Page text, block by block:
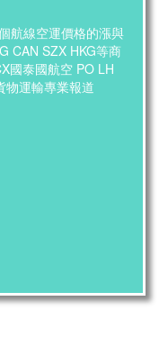
航線空運價格的漲與
CAN SZX HKG等商
國泰國航空 PO LH
物運輸專業報道